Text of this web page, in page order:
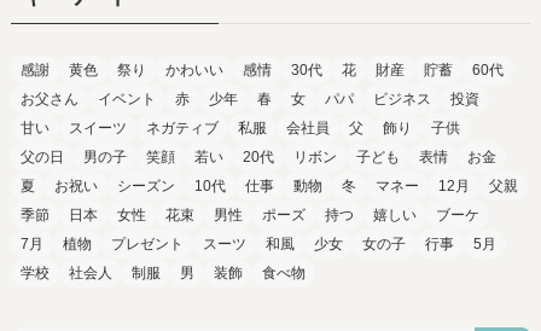
感謝 黄色 祭り かわいい 感情 30代 花 財産 貯蓄
60代
お父さん
イベント 赤 少年 春 女 パパ ビジネス
投資
甘い
スイーツ ネガティブ 私服 会社員 父 飾り
子供
父の日
男の子 笑顔 若い 20代 リボン 子ども 表情
お金
夏
お祝い シーズン 10代 仕事 動物 冬 マネー 12月
父親
季節
日本 女性 花束 男性 ポーズ 持つ 嬉しい
ブーケ
7月
植物 プレゼント スーツ 和風 少女 女の子 行事
5月
学校
社会人 制服 男 装飾 食べ物